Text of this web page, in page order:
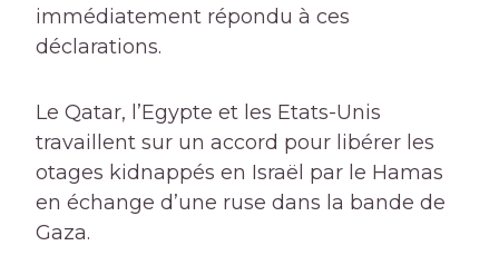
immédiatement répondu à ces
déclarations.
Le Qatar, l’Egypte et les Etats-Unis
travaillent sur un accord pour libérer les
otages kidnappés en Israël par le Hamas
en échange d’une ruse dans la bande de
Gaza.